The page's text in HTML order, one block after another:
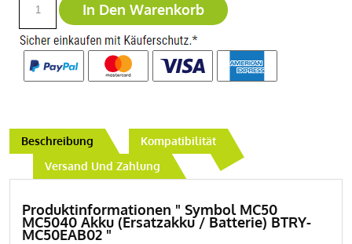
In Den Warenkorb
Beschreibung
Kompatibilität
Versand Und Zahlung
Produktinformationen " Symbol MC50
MC5040 Akku (Ersatzakku / Batterie) BTRY-
MC50EAB02 "